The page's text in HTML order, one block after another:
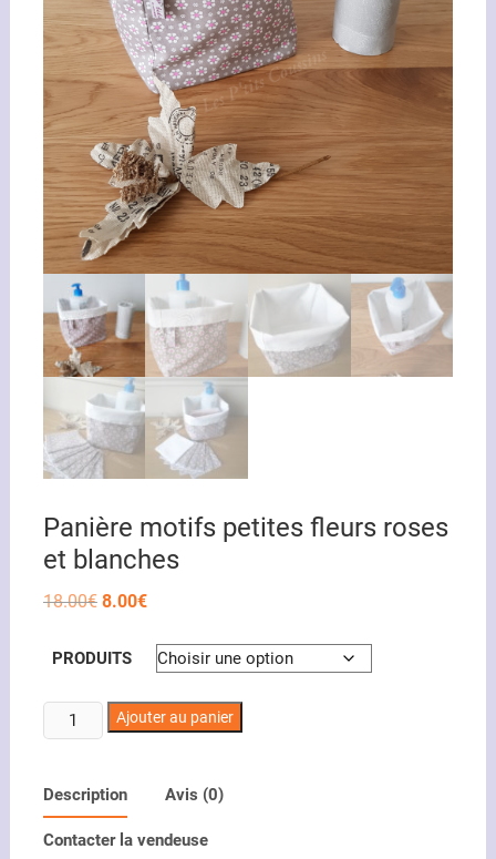
Panière motifs petites fleurs roses
et blanches
18.00€ Le
était :
18.00€.
8.00€Le
est :
8.00€.
PRODUITS
quantité
de
motifs
petites
fleurs
Ajouter au panier
Description Avis (0)
Contacter la vendeuse